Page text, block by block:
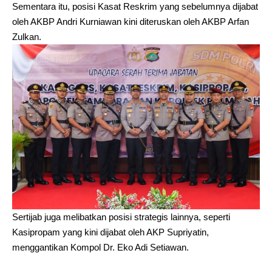
Sementara itu, posisi Kasat Reskrim yang sebelumnya dijabat
oleh AKBP Andri Kurniawan kini diteruskan oleh AKBP Arfan
Zulkan.
Sertijab juga melibatkan posisi strategis lainnya, seperti
Kasipropam yang kini dijabat oleh AKP Supriyatin,
menggantikan Kompol Dr. Eko Adi Setiawan.